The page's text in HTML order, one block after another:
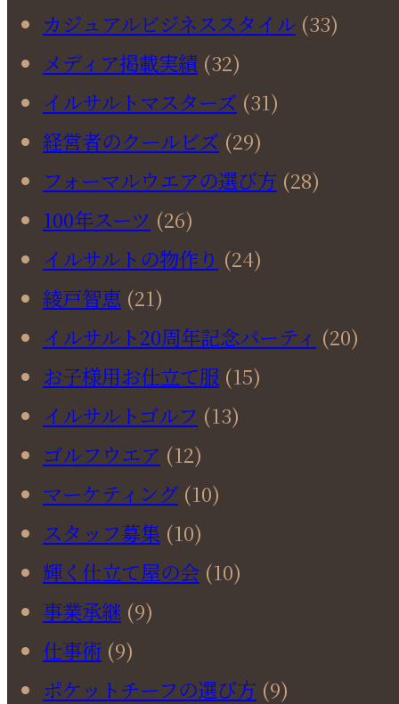
カジュアルビジネススタイル (33)
メディア掲載実績 (32)
イルサルトマスターズ (31)
経営者のクールビズ (29)
フォーマルウエアの選び方 (28)
100年スーツ (26)
イルサルトの物作り (24)
綾戸智恵 (21)
イルサルト20周年記念パーティ (20)
お子様用お仕立て服 (15)
イルサルトゴルフ (13)
ゴルフウエア (12)
マーケティング(10)
スタッフ募集 (10)
輝く仕立て屋の会 (10)
事業承継 (9)
仕事術 (9)
ポケットチーフの選び方 (9)